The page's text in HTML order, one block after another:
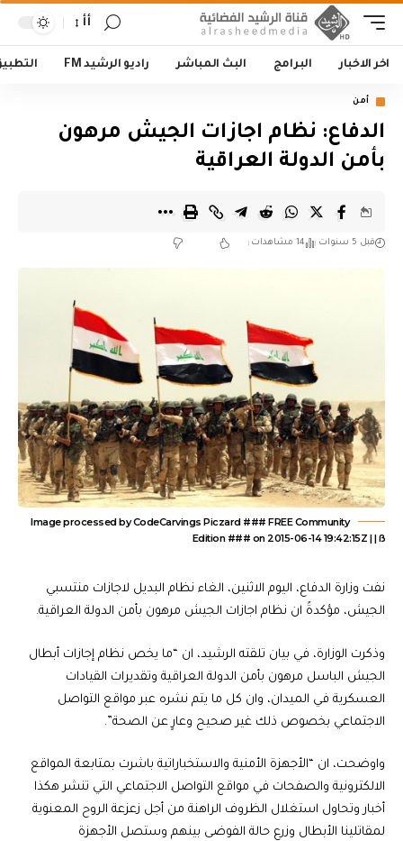
أأ
اخر الاخبار البرامج البث المباشر راديو الرشيد FM
أمن
الدفاع: نظام اجازات الجيش مرهون
بأمن الدولة العراقية
قبل 5 سنوات 14 مشاهدات
Image processed by CodeCarvings Piczard ### FREE Community
Edition ### on 2015-06-14 19:42:15Z | | ß
نفت وزارة الدفاع، اليوم الاثنين، الغاء نظام البديل لاجازات منتسبي
الجيش، مؤكدةً ان نظام اجازات الجيش مرهون بأمن الدولة العراقية.
وذكرت الوزارة، في بيان تلقته الرشيد، ان “ما يخص نظام إجازات أبطال
الجيش الباسل مرهون بأمن الدولة العراقية وتقديرات القيادات
العسكرية في الميدان، وان كل ما يتم نشره عبر مواقع التواصل
الاجتماعي بخصوص ذلك غير صحيح وعارٍ عن الصحة”.
واوضحت، ان “الأجهزة الأمنية والاستخباراتية باشرت بمتابعة المواقع
الالكترونية والصفحات في مواقع التواصل الاجتماعي التي تنشر هكذا
أخبار وتحاول استغلال الظروف الراهنة من أجل زعزعة الروح المعنوية
لمقاتلينا الأبطال وزرع حالة الفوضى بينهم وستصل الأجهزة